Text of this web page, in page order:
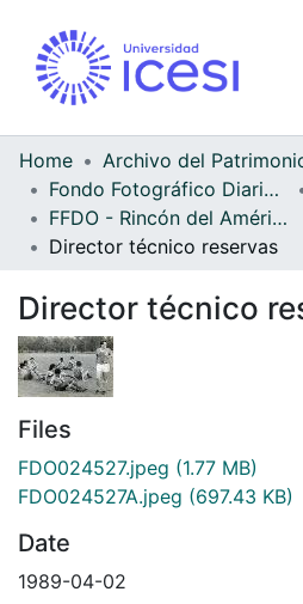
Home
Fondo Fotográfico Diario Occidente
FFDO - Rincón del América - Patrimonial
Director técnico reservas
Director técnico
Files
FDO024527.jpeg (1.77 MB)
FDO024527A.jpeg (697.43 KB)
Date
1989-04-02